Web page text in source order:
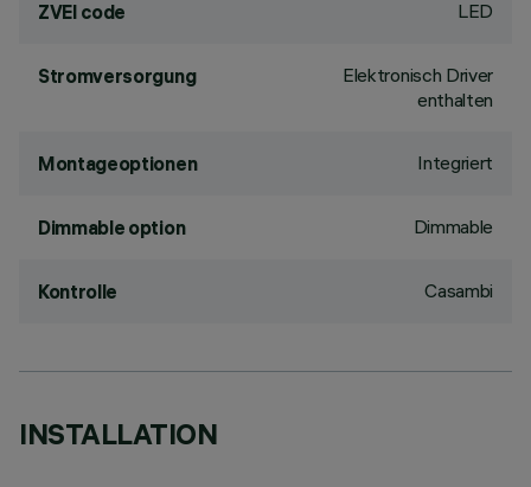
ZVEI code LED
Stromversorgung
Elektronisch Driver
enthalten
Montageoptionen Integriert
Dimmable option Dimmable
Kontrolle Casambi
INSTALLATION